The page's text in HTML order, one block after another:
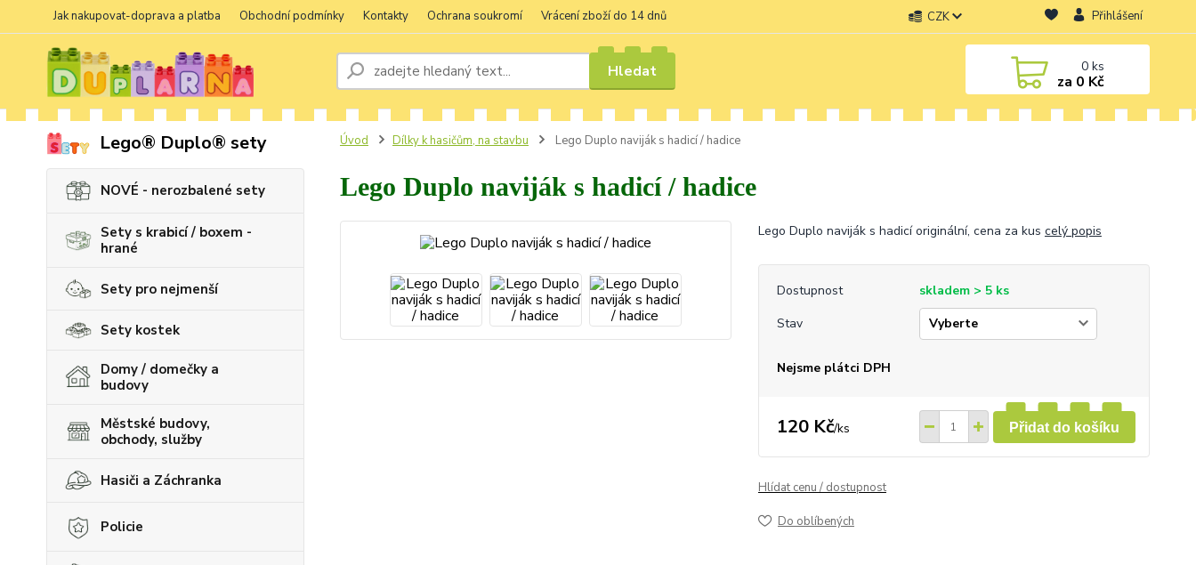
Jak nakupovat-doprava a platba Obchodní podmínky Kontakty Ochrana soukromí Vrácení zboží do 14 dnů CZK Přihlášení
Hledat 0ks
za 0 Kč
Lego® Duplo® sety
NOVÉ - nerozbalené sety
Sety s krabicí / boxem -
hrané
Sety pro nejmenší
Sety kostek
Domy / domečky a
budovy
Městské budovy,
obchody, služby
Hasiči a Záchranka
Policie
Úvod Dílky k hasičům, na stavbu Lego Duplo naviják s hadicí / hadice
Lego Duplo naviják s hadicí / hadice
Lego Duplo naviják s hadicí originální, cena za kus celý popis
Dostupnost
skladem > 5 ks
Stav
Nejsme plátci DPH
120 Kč/ks Přidat do košíku
Hlídat cenu / dostupnost
Do oblíbených